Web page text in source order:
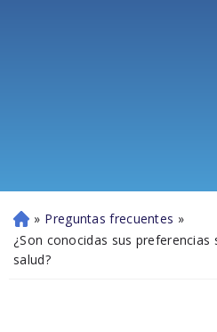
Ini
ci
o
» Preguntas frecuentes »
¿Son conocidas sus preferencias
salud?